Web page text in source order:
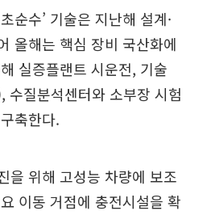
순수’ 기술은 지난해 설계·
올해는 핵심 장비 국산화에
실증플랜트 시운전, 기술
수질분석센터와 소부장 시험
축한다.
을 위해 고성능 차량에 보조
이동 거점에 충전시설을 확